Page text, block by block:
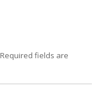
Required fields are